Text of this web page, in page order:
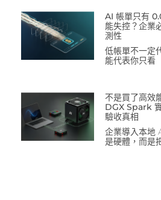
AI 帳單只有
能失控？企業
測性
低帳單不一定
能代表你只看
不是買了高效
DGX Spark
驗收真相
企業導入本地
是硬體，而是